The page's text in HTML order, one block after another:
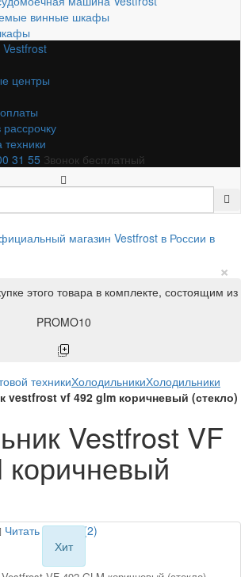
винные шкафы
центры
техники
31 55 Звонок бесплатный
×
этого товара в комплекте, состоящим
PROMO10
техникиХолодильникиХолодильники
vestfrost vf 492 glm коричневый (стекло)
Vestfrost VF
коричневый
Читать отзывы (2)
Хит